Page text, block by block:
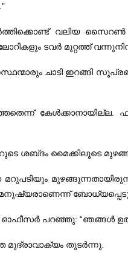
വലിയ
ടവര്‍ മുറ്റത്ത്‌
ചാടി ഇറങ്ങി
കേള്‍ക്കാനായില്ല.
ശബ്‌ദം മൈക്കിലൂടെ
മറുപടിയും
മനുഷ്യരാണെന്ന്‌
ഓഫീസര്‍ പറഞ്ഞു:
മുദ്രാവാക്യം തുടര്‍ന്നു.